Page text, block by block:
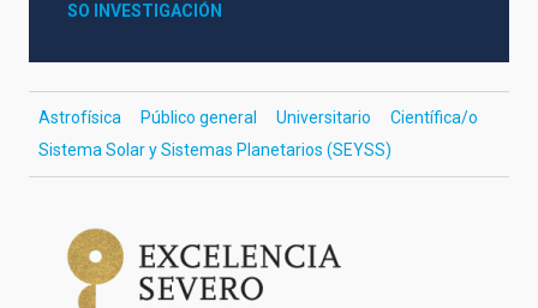
SO INVESTIGACIÓN
Astrofísica Público general Universitario
Científica/o
Sistema Solar y Sistemas Planetarios (SEYSS)